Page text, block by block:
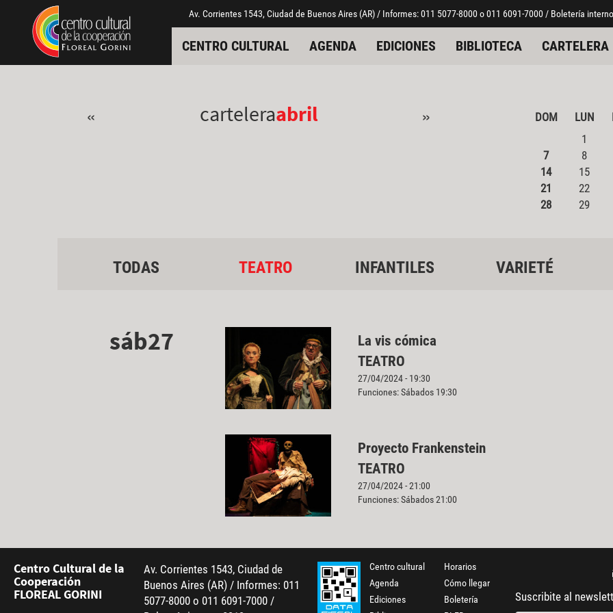
Pasar al contenido principal
Jump to main content Av. Corrientes 1543, Ciudad de Buenos Aires (AR) / Informes: 011 5077-8000 o 011 6091-7000 / Boletería
CENTRO CULTURAL AGENDA EDICIONES BIBLIOTECA CARTELERA
« carteleraabril » DOM LUN
1
7
8
14
15
21
22
28
29
TODAS TEATRO INFANTILES VARIETÉ
sáb27
La vis cómica
TEATRO
27/04/2024 - 19:30
Funciones: Sábados 19:30
Proyecto Frankenstein
TEATRO
27/04/2024 - 21:00
Funciones: Sábados 21:00
Centro Cultural de la
Cooperación
FLOREAL GORINI
Av. Corrientes 1543, Ciudad de
Buenos Aires (AR) / Informes: 011
5077-8000 o 011 6091-7000 /
Centro cultural
Agenda
Ediciones
Horarios
Cómo llegar
Boletería
Suscribite al